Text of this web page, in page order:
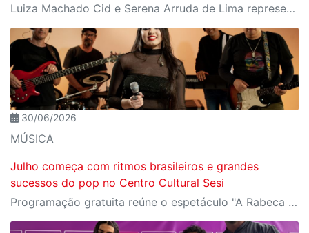
Luiza Machado Cid e Serena Arruda de Lima representaram a unidade joseense na competição estadual que reuniu os principais nomes da categoria Petiz
30/06/2026
MÚSICA
Julho começa com ritmos brasileiros e grandes
sucessos do pop no Centro Cultural Sesi
Programação gratuita reúne o espetáculo "A Rabeca Secreta", de Adriano Salhab & Forró Xique-Xique, e o show "Divas do Pop", com Carol Capucho e Banda